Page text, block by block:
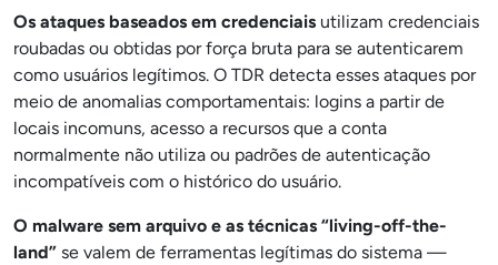
Os ataques baseados em credenciais utilizam credenciais
roubadas ou obtidas por força bruta para se autenticarem
como usuários legítimos. O TDR detecta esses ataques por
meio de anomalias comportamentais: logins a partir de
locais incomuns, acesso a recursos que a conta
normalmente não utiliza ou padrões de autenticação
incompatíveis com o histórico do usuário.
O malware sem arquivo e as técnicas “living-off-the-
land” se valem de ferramentas legítimas do sistema —